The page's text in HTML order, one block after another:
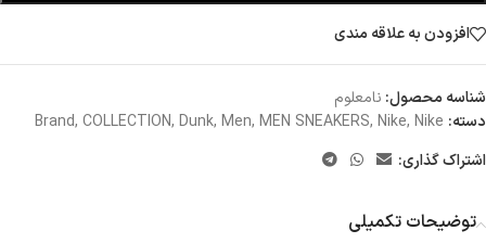
افزودن به علاقه مندی
شناسه محصول: نامعلوم
دسته:
Brand, COLLECTION, Dunk, Men, MEN SNEAKERS, Nike, Nike
اشتراک گذاری:
توضیحات تکمیلی